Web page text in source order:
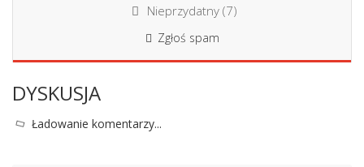
Nieprzydatny (7)
Zgłoś spam
DYSKUSJA
Ładowanie komentarzy...